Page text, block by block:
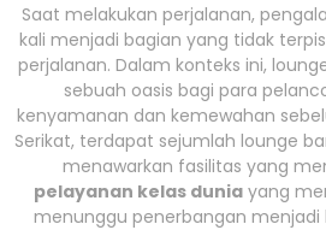
Saat melakukan perjalanan,
kali menjadi bagian yang tidak
perjalanan. Dalam konteks ini,
sebuah oasis bagi para
kenyamanan dan kemewahan
Serikat, terdapat sejumlah lounge
menawarkan fasilitas yang
pelayanan kelas duniayang
menunggu penerbangan menjadi